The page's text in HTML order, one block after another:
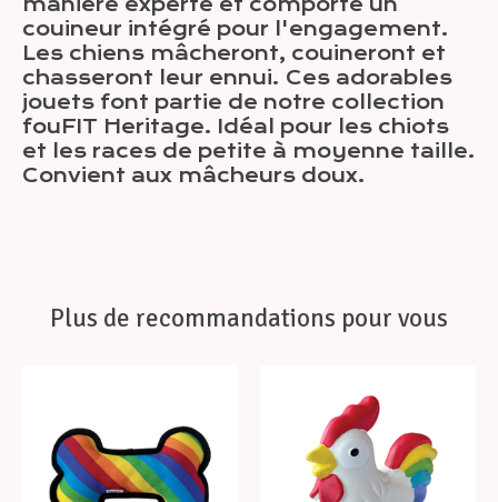
manière experte et comporte un
couineur intégré pour l'engagement.
Les chiens mâcheront, couineront et
chasseront leur ennui. Ces adorables
jouets font partie de notre collection
fouFIT Heritage. Idéal pour les chiots
et les races de petite à moyenne taille.
Convient aux mâcheurs doux.
Plus de recommandations pour vous